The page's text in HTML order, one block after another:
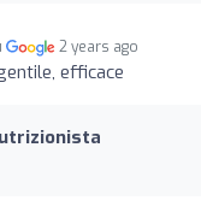
2 years ago
efficace